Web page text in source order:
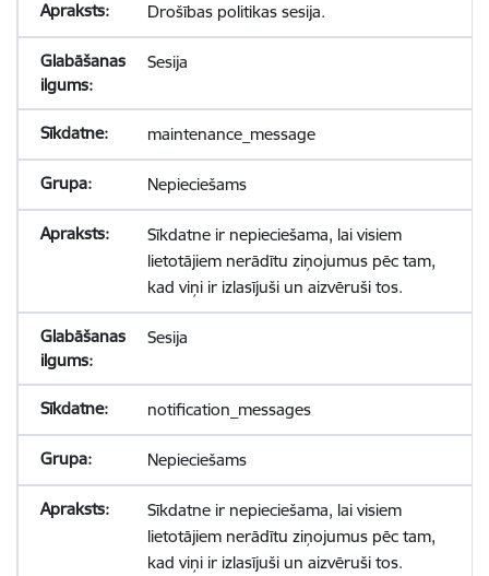
Drošības politikas sesija.
Sesija
maintenance_message
Nepieciešams
Sīkdatne ir nepieciešama, lai visiem
lietotājiem nerādītu ziņojumus pēc tam,
kad viņi ir izlasījuši un aizvēruši tos.
Sesija
notification_messages
Nepieciešams
Sīkdatne ir nepieciešama, lai visiem
lietotājiem nerādītu ziņojumus pēc tam,
kad viņi ir izlasījuši un aizvēruši tos.